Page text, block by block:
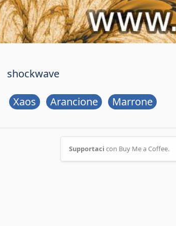
shockwave
Xaos Arancione Marrone
Supportaci con Buy Me a Coffee.